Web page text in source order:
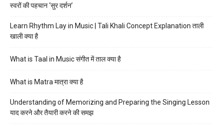
स्वरों की पहचान ‘सुर दर्शन’
Learn Rhythm Lay in Music | Tali Khali Concept Explanation ताली
खाली क्या है
What is Taal in Music संगीत में ताल क्या है
What is Matra मात्रा क्या है
Understanding of Memorizing and Preparing the Singing Lesson
याद करने और तैयारी करने की समझ